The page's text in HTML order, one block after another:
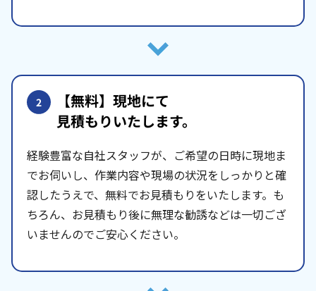
2 【無料】現地にて
見積もりいたします。
経験豊富な自社スタッフが、ご希望の日時に現地ま
でお伺いし、作業内容や現場の状況をしっかりと確
認したうえで、無料でお見積もりをいたします。も
ちろん、お見積もり後に無理な勧誘などは一切ござ
いませんのでご安心ください。